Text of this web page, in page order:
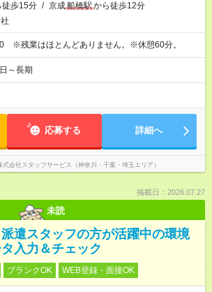
徒歩15分 / 京成船橋駅から徒歩12分
※残業はほとんどありません。※休憩60分。
～長期
応募する 詳細へ
式会社スタッフサービス（神奈川・千葉・埼玉エリア）
掲載日：2026.07.27
未読
遣スタッフの方が活躍中の環境
入力＆チェック
ブランクOK WEB登録・面接OK